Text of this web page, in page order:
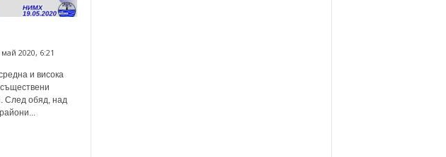
2020, 6:21
и висока
След обяд, над